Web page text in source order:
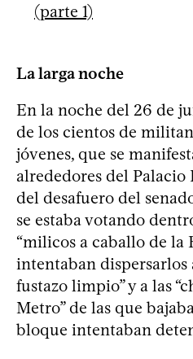
(parte 1)
La larga noche
En la noche del 26 de
de los cientos de
jóvenes, que se
alrededores del
del desafuero del
se estaba votando
“milicos a caballo de la
intentaban dispersarlos
fustazo limpio” y a las
Metro” de las que
bloque intentaban